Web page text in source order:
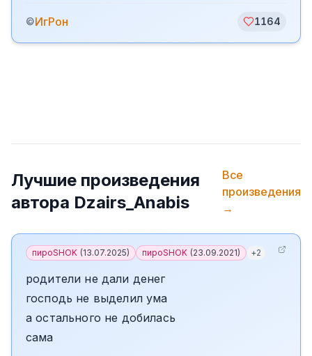
©ИгРон 1164
Лучшие произведения
автора Dzairs_Anabis
Все
произведения
→
пироSHOK (13.07.2025) пироSHOK (23.09.2021) +2
родители не дали денег
господь не выделил ума
а остального не добилась
сама